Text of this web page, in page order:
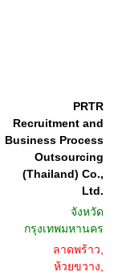
PRTR
Recruitment and
Business Process
Outsourcing
(Thailand) Co.,
Ltd.
จังหวัด
กรุงเทพมหานคร
ลาดพร้าว,
ห้วยขวาง,